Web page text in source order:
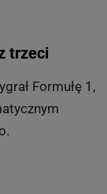
okazało
raz na
w tym,